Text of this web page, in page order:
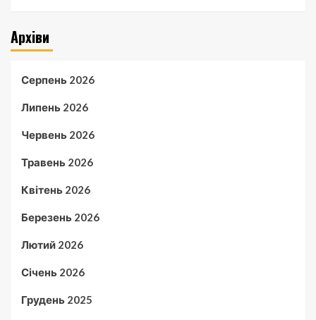
Архіви
Серпень 2026
Липень 2026
Червень 2026
Травень 2026
Квітень 2026
Березень 2026
Лютий 2026
Січень 2026
Грудень 2025